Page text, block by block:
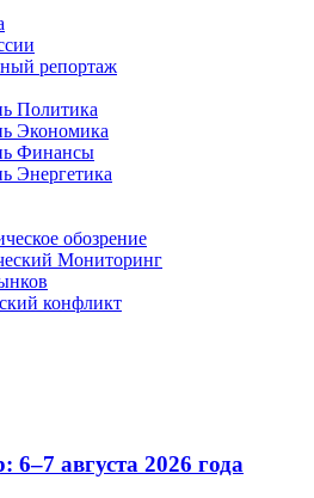
репортаж
Политика
Экономика
Финансы
Энергетика
обозрение
Мониторинг
конфликт
6–7 августа 2026 года